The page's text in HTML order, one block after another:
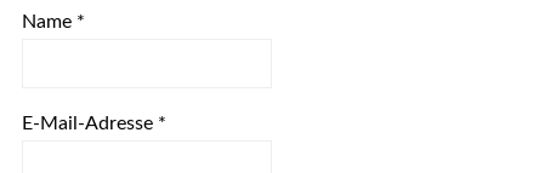
Name *
E-Mail-Adresse *